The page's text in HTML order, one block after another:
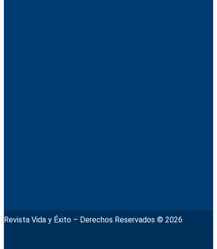
Revista Vida y Éxito – Derechos Reservados © 2026